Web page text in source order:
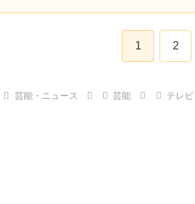
1 2
芸能・ニュース 芸能 テレビ